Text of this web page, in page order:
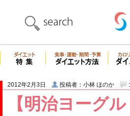
【明治ヨーグ
2012年2月3日 投稿者：小林 ほのか